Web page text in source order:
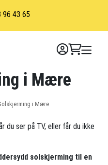
96 43 65
i Mære
i Mære
du ser på TV, eller får du ikke
solskjerming til en